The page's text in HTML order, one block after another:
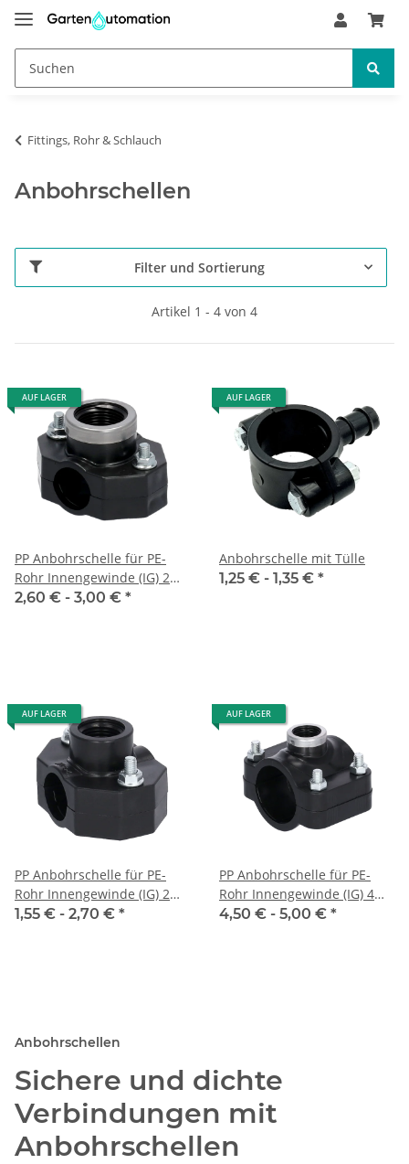
Fittings, Rohr & Schlauch
Anbohrschellen
Filter und Sortierung
Artikel 1 - 4 von 4
AUF LAGER
PP Anbohrschelle für PE-
Rohr Innengewinde (IG) 2
Schrauben VA-Ring
2,60 € - 3,00 € *
AUF LAGER
Anbohrschelle mit Tülle
1,25 € - 1,35 € *
AUF LAGER
PP Anbohrschelle für PE-
Rohr Innengewinde (IG) 2
Schrauben
1,55 € - 2,70 € *
AUF LAGER
PP Anbohrschelle für PE-
Rohr Innengewinde (IG) 4
Schrauben VA-Ring
4,50 € - 5,00 € *
Anbohrschellen
Sichere und dichte
Verbindungen mit
Anbohrschellen